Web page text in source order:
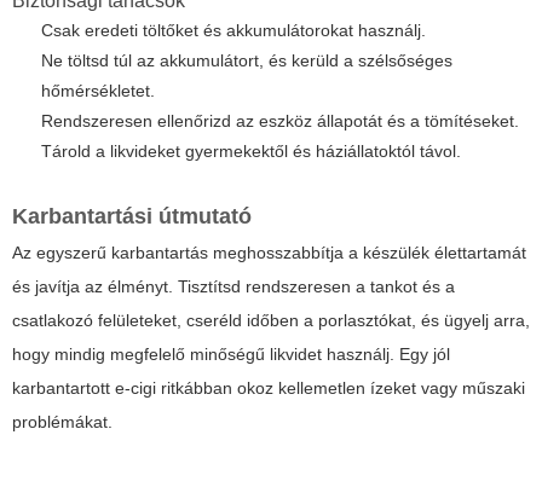
Csak eredeti töltőket és akkumulátorokat használj.
Ne töltsd túl az akkumulátort, és kerüld a szélsőséges
hőmérsékletet.
Rendszeresen ellenőrizd az eszköz állapotát és a tömítéseket.
Tárold a likvideket gyermekektől és háziállatoktól távol.
Karbantartási útmutató
Az egyszerű karbantartás meghosszabbítja a készülék élettartamát
és javítja az élményt. Tisztítsd rendszeresen a tankot és a
csatlakozó felületeket, cseréld időben a porlasztókat, és ügyelj arra,
hogy mindig megfelelő minőségű likvidet használj. Egy jól
karbantartott e-cigi ritkábban okoz kellemetlen ízeket vagy műszaki
problémákat.